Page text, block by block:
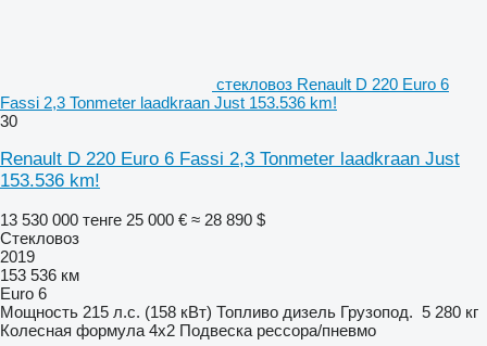
стекловоз Renault D 220 Euro 6
Fassi 2,3 Tonmeter laadkraan Just 153.536 km!
30
Renault D 220 Euro 6 Fassi 2,3 Tonmeter laadkraan Just
153.536 km!
13 530 000 тенге 25 000 € ≈ 28 890 $
Стекловоз
2019
153 536 км
Euro 6
Мощность 215 л.с. (158 кВт) Топливо дизель Грузопод. 5 280 кг
Колесная формула 4x2 Подвеска рессора/пневмо